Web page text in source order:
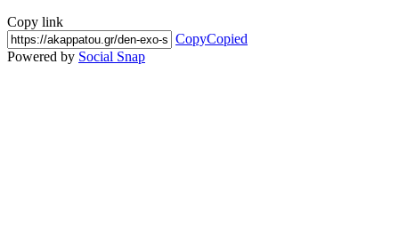
Copy link
CopyCopied
Powered by Social Snap